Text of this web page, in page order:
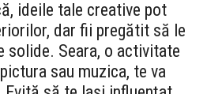
ideile tale creative pot
dar fii pregătit să le
solide. Seara, o activitate
sau muzica, te va